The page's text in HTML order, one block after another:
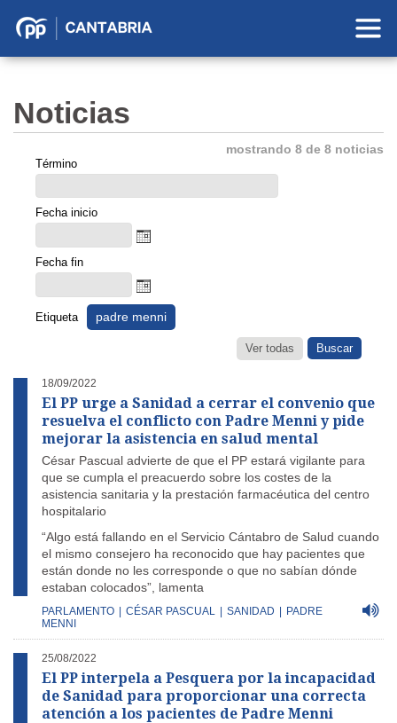
Partido
Cantabria
Noticias
mostrando 8 de 8 noticias
Término
Fecha inicio
Fecha fin
Etiqueta padre menni
Ver todas
18/09/2022
El PP urge a Sanidad a cerrar el convenio que
resuelva el conflicto con Padre Menni y pide
mejorar la asistencia en salud mental
César Pascual advierte de que el PP estará vigilante para
que se cumpla el preacuerdo sobre los costes de la
asistencia sanitaria y la prestación farmacéutica del centro
hospitalario
“Algo está fallando en el Servicio Cántabro de Salud cuando
el mismo consejero ha reconocido que hay pacientes que
están donde no les corresponde o que no sabían dónde
estaban colocados”, lamenta
PARLAMENTO CÉSAR PASCUAL SANIDAD
PADRE
MENNI
25/08/2022
El PP interpela a Pesquera por la incapacidad
de Sanidad para proporcionar una correcta
atención a los pacientes de Padre Menni